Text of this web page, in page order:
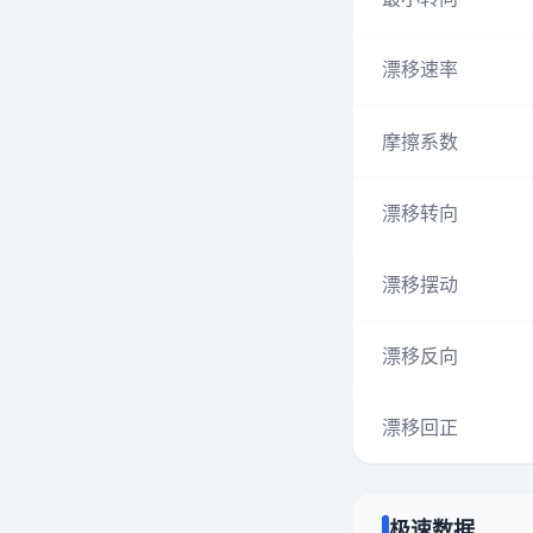
漂移速率
摩擦系数
漂移转向
漂移摆动
漂移反向
漂移回正